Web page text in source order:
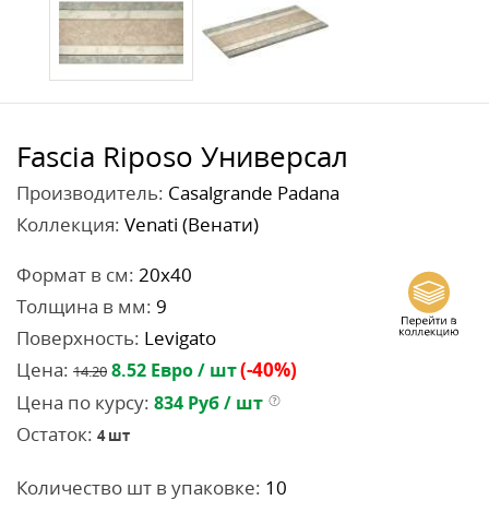
Fascia Riposo Универсал
Производитель: Casalgrande Padana
Коллекция: Venati (Венати)
Формат в см: 20x40
Толщина в мм: 9
Поверхность: Levigato
Цена: 14.20 8.52 Евро / шт(-40%)
Цена по курсу: 834 Руб / шт
Остаток: 4шт
Количество шт в упаковке: 10